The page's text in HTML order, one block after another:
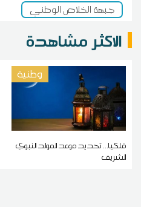
جبهة الخلاص الوطني
الاكثر مشاهدة
وطنية
فلكيا... تحديد موعد المولد النبوي
الشريف